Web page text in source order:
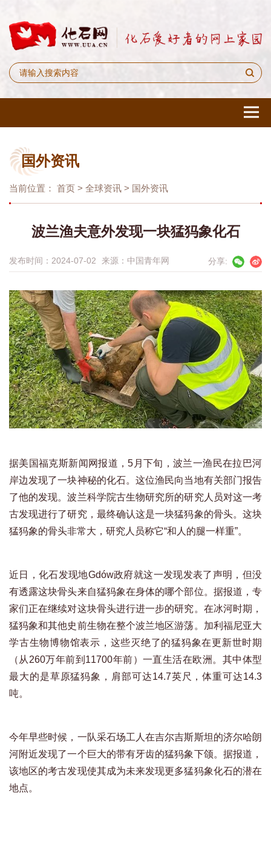
国外资讯
当前位置： 首页 > 全球资讯 > 国外资讯
波兰渔夫意外发现一块猛犸象化石
发布时间：2024-07-02 来源： 中国青年网 分享:
据美国福克斯新闻网报道，5月下旬，波兰一渔民在拉巴河
岸边发现了一块神秘的化石。这位渔民向当地有关部门报告
了他的发现。波兰科学院古生物研究所的研究人员对这一考
古发现进行了研究，最终确认这是一块猛犸象的骨头。这块
猛犸象的骨头非常大，研究人员称它“和人的腿一样重”。
近日，化石发现地Gdów政府就这一发现发表了声明，但没
有透露这块骨头来自猛犸象在身体的哪个部位。据报道，专
家们正在继续对这块骨头进行进一步的研究。在冰河时期，
猛犸象和其他史前生物在整个波兰地区游荡。加利福尼亚大
学古生物博物馆表示，这些灭绝了的猛犸象在更新世时期
（从260万年前到11700年前）一直生活在欧洲。其中体型
最大的是草原猛犸象，肩部可达14.7英尺，体重可达14.3
吨。
今年早些时候，一队采石场工人在吉尔吉斯斯坦的济尔哈朗
河附近发现了一个巨大的带有牙齿的猛犸象下颌。据报道，
该地区的考古发现使其成为未来发现更多猛犸象化石的潜在
地点。